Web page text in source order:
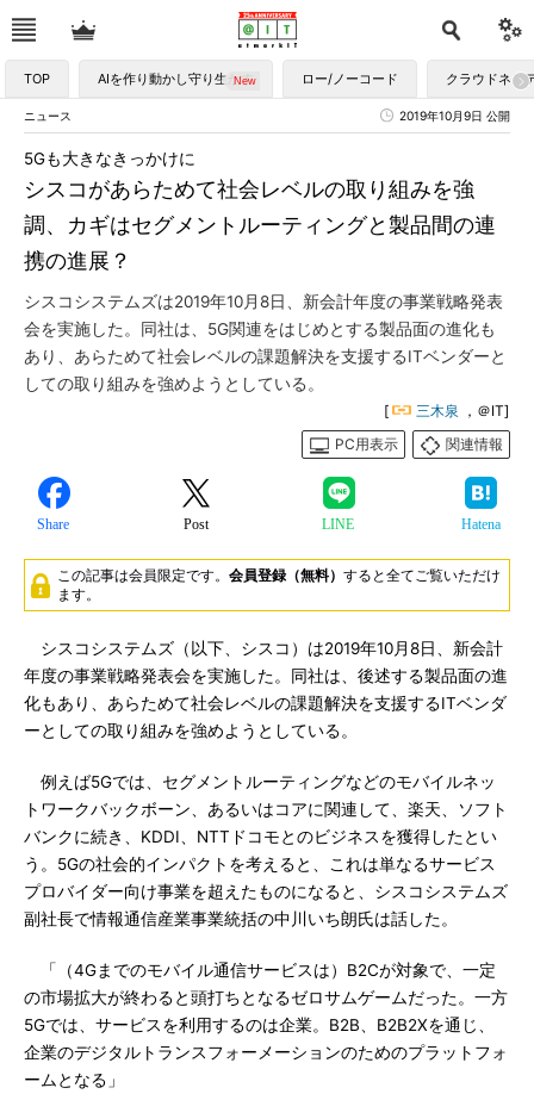
TOP AIを作り動かし守り生かす ロー/ノーコード クラウドネイ
ニュース 2019年10月9日 公開
シスコがあらためて社会レベルの取り組みを強
調、カギはセグメントルーティングと製品間の連
携の進展？
5Gも大きなきっかけに
シスコシステムズは2019年10月8日、新会計年度の事業戦略発表
会を実施した。同社は、5G関連をはじめとする製品面の進化も
あり、あらためて社会レベルの課題解決を支援するITベンダーと
しての取り組みを強めようとしている。
[ 三木泉 ，＠IT]
PC用表示
関連情報
Share Post LINE Hatena
この記事は会員限定です。 会員登録（無料） すると全てご覧いただけ
ます。
シスコシステムズ（以下、シスコ）は2019年10月8日、新会計
年度の事業戦略発表会を実施した。同社は、後述する製品面の進
化もあり、あらためて社会レベルの課題解決を支援するITベンダ
ーとしての取り組みを強めようとしている。
例えば5Gでは、セグメントルーティングなどのモバイルネッ
トワークバックボーン、あるいはコアに関連して、楽天、ソフト
バンクに続き、KDDI、NTTドコモとのビジネスを獲得したとい
う。5Gの社会的インパクトを考えると、これは単なるサービス
プロバイダー向け事業を超えたものになると、シスコシステムズ
副社長で情報通信産業事業統括の中川いち朗氏は話した。
「（4Gまでのモバイル通信サービスは）B2Cが対象で、一定
の市場拡大が終わると頭打ちとなるゼロサムゲームだった。一方
5Gでは、サービスを利用するのは企業。B2B、B2B2Xを通じ、
企業のデジタルトランスフォーメーションのためのプラットフォ
ームとなる」